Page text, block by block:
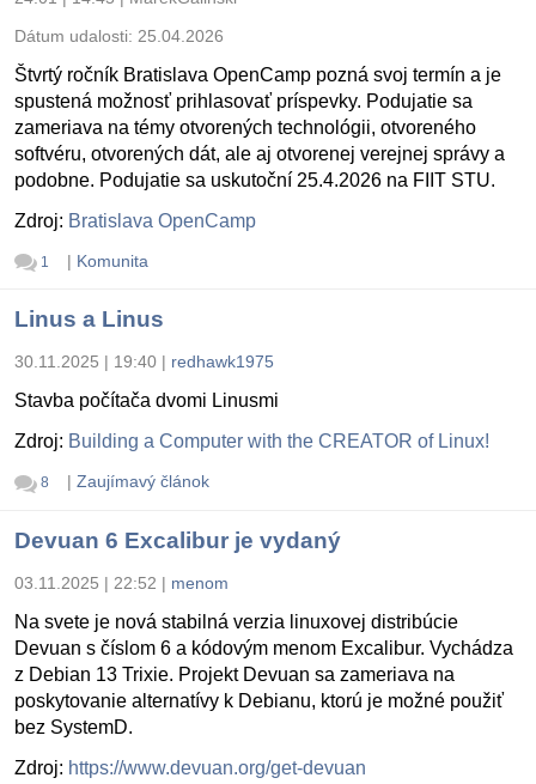
Dátum udalosti: 25.04.2026
Štvrtý ročník Bratislava OpenCamp pozná svoj termín a je
spustená možnosť prihlasovať príspevky. Podujatie sa
zameriava na témy otvorených technológii, otvoreného
softvéru, otvorených dát, ale aj otvorenej verejnej správy a
podobne. Podujatie sa uskutoční 25.4.2026 na FIIT STU.
Zdroj: Bratislava OpenCamp
1 | Komunita
Linus a Linus
30.11.2025 | 19:40 | redhawk1975
Stavba počítača dvomi Linusmi
Zdroj: Building a Computer with the CREATOR of Linux!
8 | Zaujímavý článok
Devuan 6 Excalibur je vydaný
03.11.2025 | 22:52 | menom
Na svete je nová stabilná verzia linuxovej distribúcie
Devuan s číslom 6 a kódovým menom Excalibur. Vychádza
z Debian 13 Trixie. Projekt Devuan sa zameriava na
poskytovanie alternatívy k Debianu, ktorú je možné použiť
bez SystemD.
Zdroj: https://www.devuan.org/get-devuan